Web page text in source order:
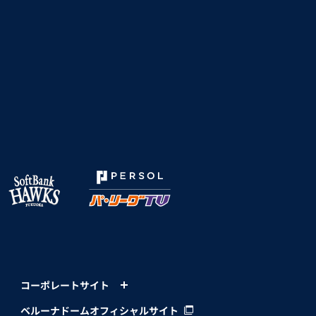
コーポレートサイト
ベルーナドームオフィシャルサイト